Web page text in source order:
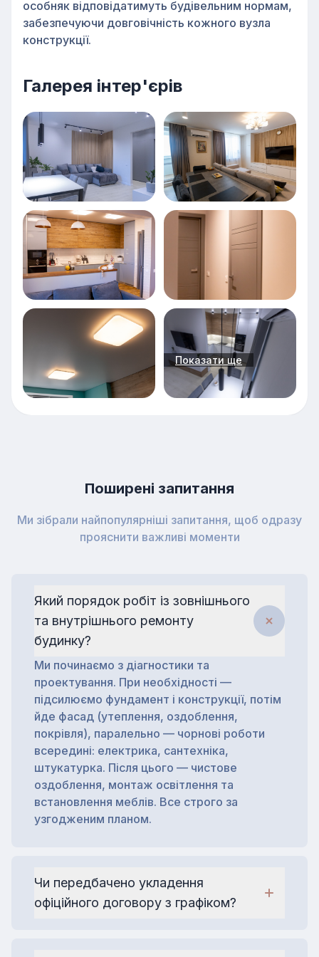
особняк відповідатимуть будівельним нормам,
забезпечуючи довговічність кожного вузла
конструкції.
Галерея інтер'єрів
Показати ще
Поширені запитання
Ми зібрали найпопулярніші запитання, щоб одразу
прояснити важливі моменти
Який порядок робіт із зовнішнього
та внутрішнього ремонту
будинку?
Ми починаємо з діагностики та
проектування. При необхідності —
підсилюємо фундамент і конструкції, потім
йде фасад (утеплення, оздоблення,
покрівля), паралельно — чорнові роботи
всередині: електрика, сантехніка,
штукатурка. Після цього — чистове
оздоблення, монтаж освітлення та
встановлення меблів. Все строго за
узгодженим планом.
Чи передбачено укладення
офіційного договору з графіком?